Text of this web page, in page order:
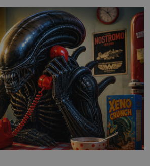
proto by pokoj miminka měl působit
Předškolní věk je